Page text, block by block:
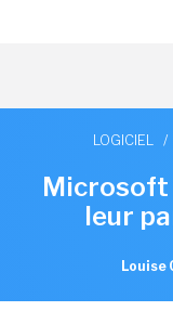
LOGICIEL /
leur
Louise